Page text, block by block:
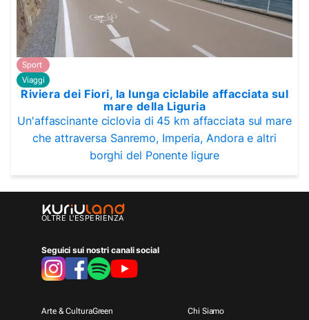
Sport
Viaggi
Riviera dei Fiori, la lunga ciclabile affacciata sul
mare della Liguria
Un'affascinante ciclovia di 45 km affacciata sul mare
che attraversa Sanremo, Imperia, Andora e altri
borghi del Ponente ligure
OLTRE L'ESPERIENZA
Seguici sui nostri canali social
Arte & CulturaGreen Chi Siamo